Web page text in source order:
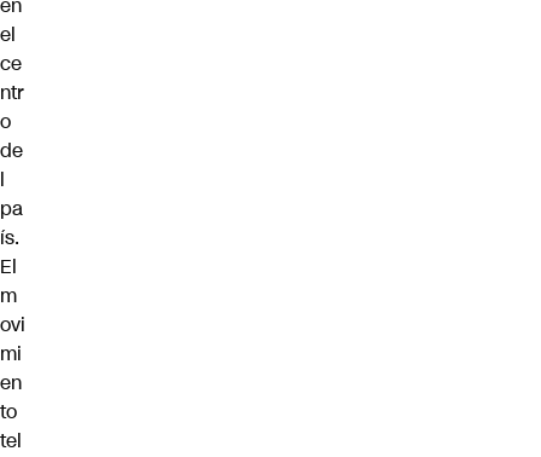
el
ce
ntr
o
de
l
pa
ís.
El
m
ovi
mi
en
to
tel